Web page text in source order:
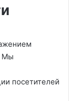
Мы
посетителей